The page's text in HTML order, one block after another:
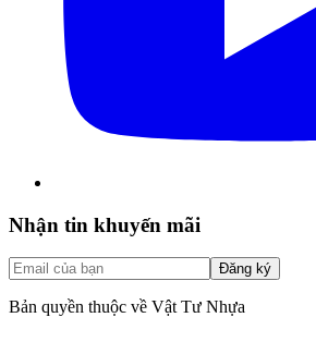
Nhận tin khuyến mãi
Đăng ký
Bản quyền thuộc về Vật Tư Nhựa